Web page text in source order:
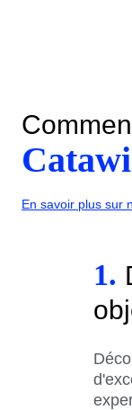
En savoir plus sur
1.